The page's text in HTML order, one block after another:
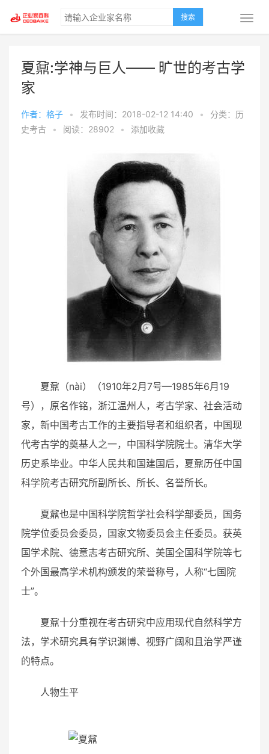
搜索
夏鼐:学神与巨人—— 旷世的考古学
家
作者：格子 • 发布时间：2018-02-12 14:40 •
分类：历
史考古
• 阅读：28902 • 添加收藏
夏鼐（nài）（1910年2月7号—1985年6月19
号），原名作铭，浙江温州人，考古学家、社会活动
家，新中国考古工作的主要指导者和组织者，中国现
代考古学的奠基人之一，中国科学院院士。清华大学
历史系毕业。中华人民共和国建国后，夏鼐历任中国
科学院考古研究所副所长、所长、名誉所长。
夏鼐也是中国科学院哲学社会科学部委员，国务
院学位委员会委员，国家文物委员会主任委员。获英
国学术院、德意志考古研究所、美国全国科学院等七
个外国最高学术机构颁发的荣誉称号，人称“七国院
士”。
夏鼐十分重视在考古研究中应用现代自然科学方
法，学术研究具有学识渊博、视野广阔和且治学严谨
的特点。
人物生平